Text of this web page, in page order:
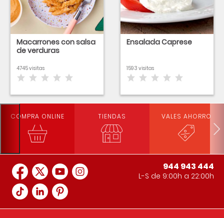
Macarrones con salsa
de verduras
4745 visitas
Ensalada Caprese
1593 visitas
COMPRA ONLINE TIENDAS VALES AHORRO
944 943 444
L-S de 9:00h a 22:00h